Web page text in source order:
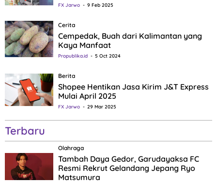
FX Jarwo 9 Feb 2025
Cerita
Cempedak, Buah dari Kalimantan yang
Kaya Manfaat
Propublika.id 5 Oct 2024
Berita
Shopee Hentikan Jasa Kirim J&T Express
Mulai April 2025
FX Jarwo 29 Mar 2025
Terbaru
Olahraga
Tambah Daya Gedor, Garudayaksa FC
Resmi Rekrut Gelandang Jepang Ryo
Matsumura